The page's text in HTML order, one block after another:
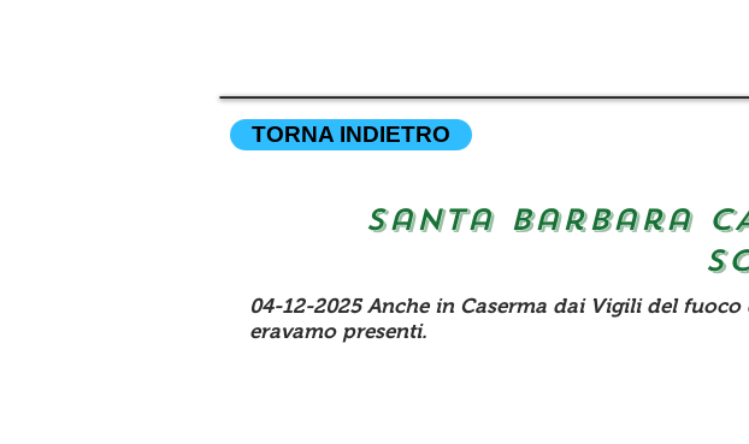
TORNA INDIETRO
santa barbara
04-12-2025 Anche in Caserma dai Vigili del
eravamo presenti.